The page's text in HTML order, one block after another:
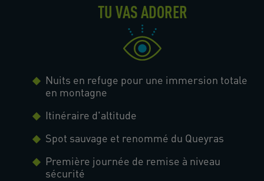
TU VAS ADORER
Nuits en refuge pour une immersion totale
en montagne
Itinéraire d'altitude
Spot sauvage et renommé du Queyras
Première journée de remise à niveau
sécurité